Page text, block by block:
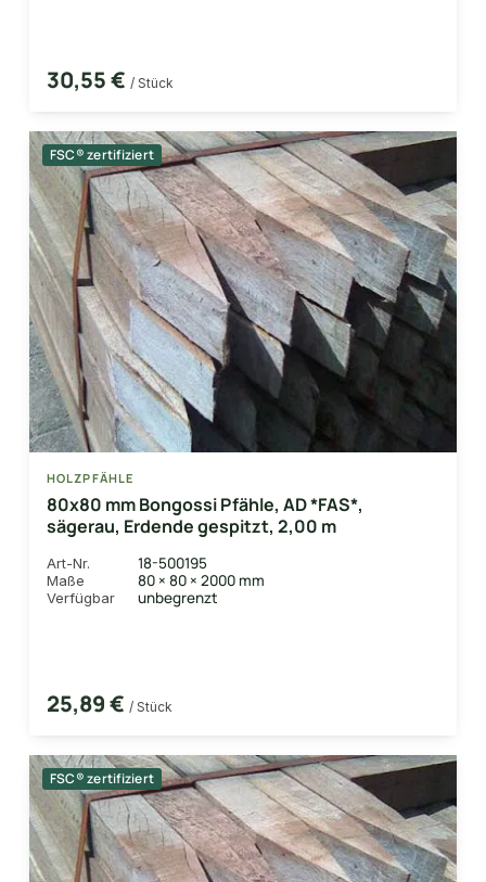
30,55 € / Stück
FSC® zertifiziert
HOLZPFÄHLE
80x80 mm Bongossi Pfähle, AD *FAS*,
sägerau, Erdende gespitzt, 2,00 m
Art-Nr. 18-500195
Maße 80 × 80 × 2000 mm
Verfügbar unbegrenzt
25,89 € / Stück
FSC® zertifiziert